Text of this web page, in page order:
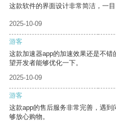
这款软件的界面设计非常简洁，一目
2025-10-09
游客
这款加速器app的加速效果还是不
望开发者能够优化一下。
2025-10-09
游客
这款app的售后服务非常完善，遇
够放心购物。